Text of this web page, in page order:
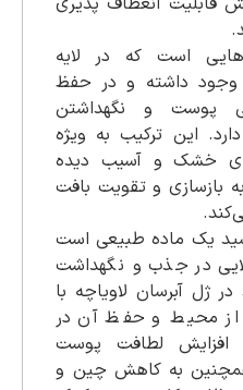
است که در لایه
وجود داشته و در حفظ
پوست و نگهداشتن
این ترکیب به ویژه
خشک و آسیب دیده
بازسازی و تقویت بافت
یک ماده طبیعی است
در جذب و نگهداشت
ژل آبرسان لاویاچه با
محیط و حفظ آن در
افزایش لطافت پوست
به کاهش چین و